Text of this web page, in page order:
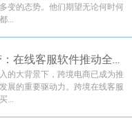
变的态势。他们期望无论何时何
...
的大背景下，跨境电商已成为推
展的重要驱动力。跨境在线客服
...